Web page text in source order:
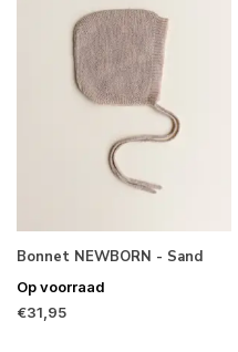
Bonnet NEWBORN - Sand
Op voorraad
€31,95